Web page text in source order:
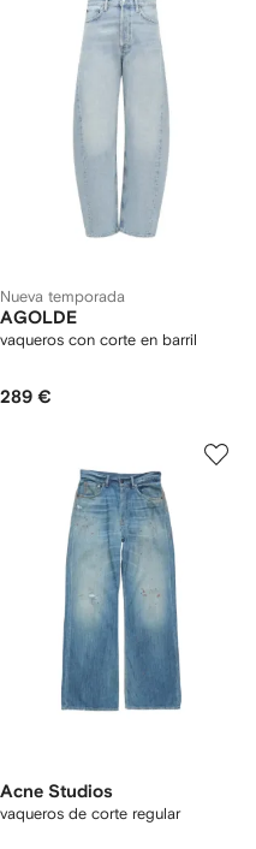
Nueva temporada
AGOLDE
vaqueros con corte en barril
289 €
Acne Studios
vaqueros de corte regular